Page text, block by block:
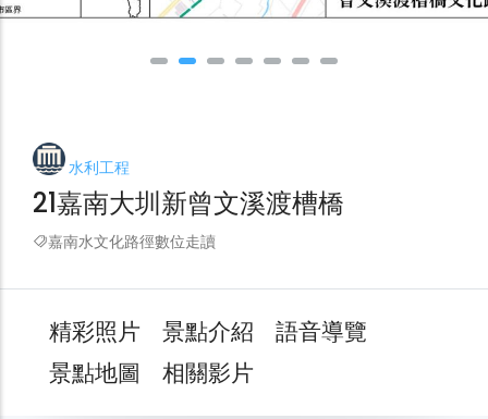
水利工程
21嘉南大圳新曾文溪渡槽橋
嘉南水文化路徑數位走讀
精彩照片 景點介紹
語音導覽
景點地圖
相關影片